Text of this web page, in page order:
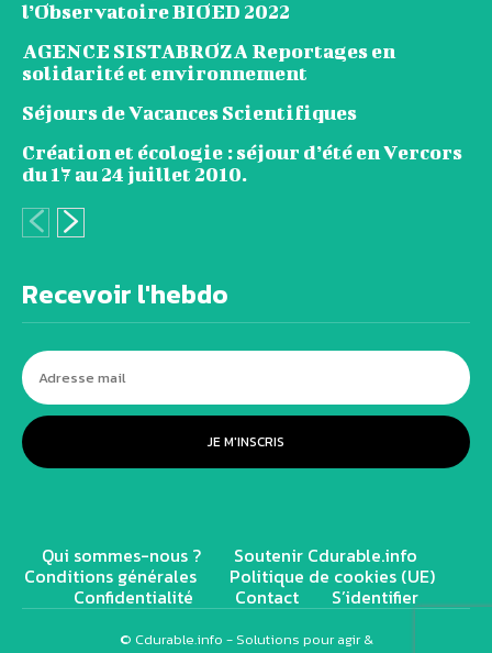
l’Observatoire BIOED 2022
AGENCE SISTABROZA Reportages en
solidarité et environnement
Séjours de Vacances Scientifiques
Création et écologie : séjour d’été en Vercors
du 17 au 24 juillet 2010.
Recevoir l'hebdo
JE M'INSCRIS
Qui sommes-nous ? Soutenir Cdurable.info
Conditions générales Politique de cookies (UE)
Confidentialité Contact S’identifier
© Cdurable.info - Solutions pour agir &